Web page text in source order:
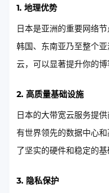
1. 地理优势
日本是亚洲的重要网络
韩国、东南亚乃至整个
云，可以显著提升你的博
2. 高质量基础设施
日本的大带宽云服务提
有世界领先的数据中心
了坚实的硬件和稳定的基
3. 隐私保护